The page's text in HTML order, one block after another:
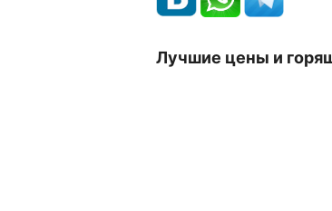
Лучшие цены и